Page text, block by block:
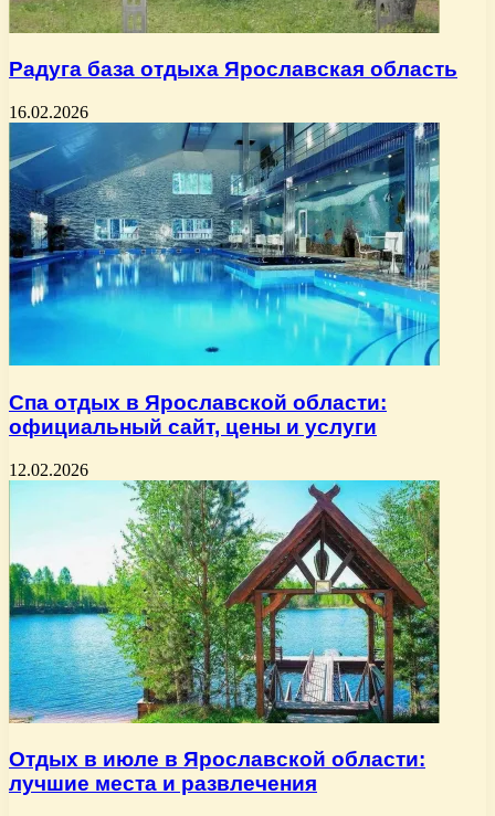
Радуга база отдыха Ярославская область
16.02.2026
Спа отдых в Ярославской области:
официальный сайт, цены и услуги
12.02.2026
Отдых в июле в Ярославской области:
лучшие места и развлечения